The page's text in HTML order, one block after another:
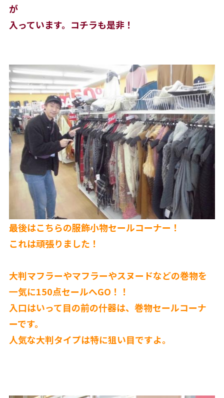
が
入っています。コチラも是非！
最後はこちらの服飾小物セールコーナー！
これは頑張りました！
大判マフラーやマフラーやスヌードなどの巻物を
一気に150点セールへGO！！
入口はいって目の前の什器は、巻物セールコーナ
ーです。
人気な大判タイプは特に狙い目ですよ。